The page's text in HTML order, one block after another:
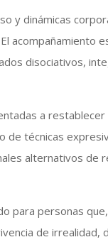
y dinámicas
acompañamiento
disociativos,
a
de técnicas
alternativos de
para personas
de irrealidad,